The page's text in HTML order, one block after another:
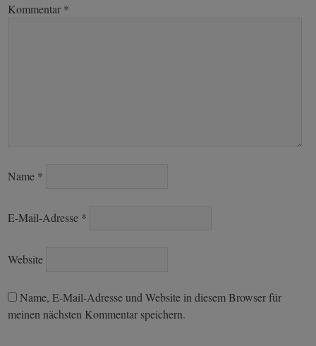
Kommentar *
Name *
E-Mail-Adresse *
Website
Name, E-Mail-Adresse und Website in diesem Browser für
meinen nächsten Kommentar speichern.